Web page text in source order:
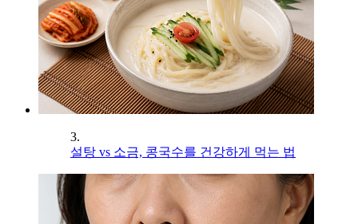
3.
설탕 vs 소금, 콩국수를 건강하게 먹는 법